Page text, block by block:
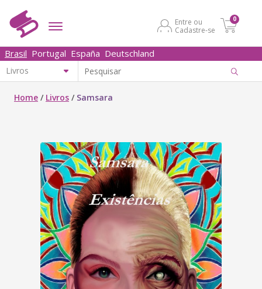
Entre ou
Cadastre-se
0
Brasil Portugal España Deutschland
Home / Livros / Samsara